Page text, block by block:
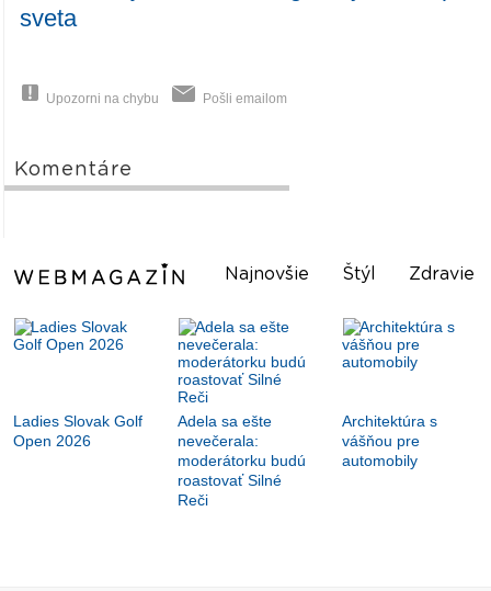
sveta
Upozorni na chybu Pošli emailom
Komentáre
Najnovšie Štýl Zdravie
Ladies Slovak Golf
Open 2026
Adela sa ešte
nevečerala:
moderátorku budú
roastovať Silné
Reči
Architektúra s
vášňou pre
automobily